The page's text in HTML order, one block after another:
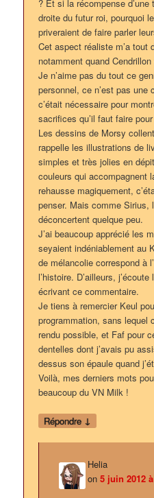
? Et si la récompense
droite du futur roi, pourquoi
priveraient de faire parler
Cet aspect réaliste m’a tout
notamment quand
Je n’aime pas du tout ce
personnel, ce n’est pas
c’était nécessaire pour
sacrifices qu’il faut faire
Les dessins de Morsy
rappelle les illustrations de
simples et très jolies en
couleurs qui accompagnent
rehausse magiquement,
penser. Mais comme Sirius,
déconcertent quelque peu.
J’ai beaucoup apprécié les
seyaient indéniablement au
de mélancolie correspond à
l’histoire. D’ailleurs,
écrivant ce commentaire.
Je tiens à remercier Keul
programmation, sans lequel
rendu possible, et Faf pour
dentelles dont j’avais pu
dessus son épaule quand
Voilà, mes derniers mots
beaucoup du VN Milk !
Répondre ↓
Helia
on5 juin 2012